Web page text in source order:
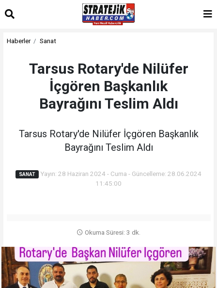
Haberler Sanat
Tarsus Rotary'de Nilüfer
İçgören Başkanlık
Bayrağını Teslim Aldı
Tarsus Rotary'de Nilüfer İçgören Başkanlık
Bayrağını Teslim Aldı
SANAT Yayın: 28 Haziran 2024 - Cuma - Güncelleme: 28.06.2024
11:45:00
Okuma Süresi: 3 dk.